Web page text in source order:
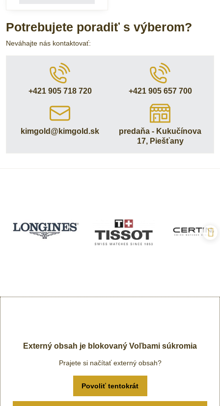
Potrebujete poradiť s výberom?
Neváhajte nás kontaktovať:
+421 905 718 720 +421 905 657 700
kimgold​@kimgold​.sk
predaňa - Kukučínova
17, Piešťany
Externý obsah je blokovaný Voľbami súkromia
Prajete si načítať externý obsah?
Povoliť tentokrát